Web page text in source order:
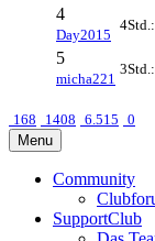
4
Day2015
5
micha221
168 1408 6.515 0
Menu
Community
SupportClub